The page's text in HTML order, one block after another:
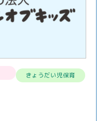
きょうだい児保育